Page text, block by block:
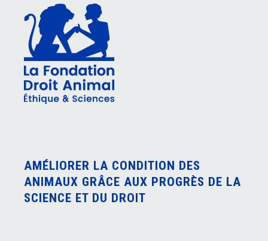
AMÉLIORER LA CONDITION DES
ANIMAUX GRÂCE AUX PROGRÈS DE LA
SCIENCE ET DU DROIT